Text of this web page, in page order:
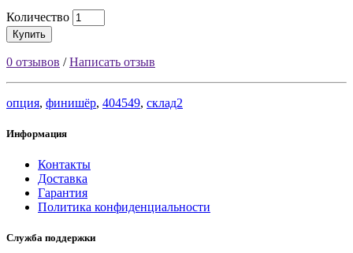
Количество
Купить
0 отзывов /Написать отзыв
опция, финишёр, 404549, склад2
Информация
Контакты
Доставка
Гарантия
Политика конфиденциальности
Служба поддержки